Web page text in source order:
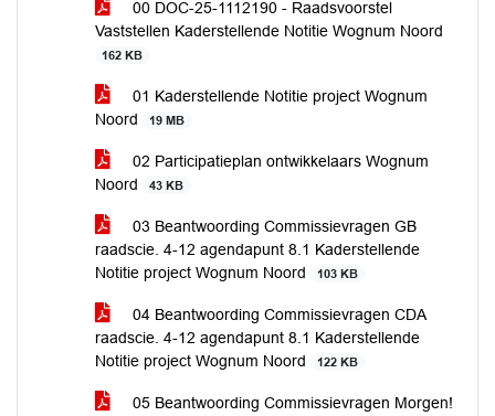
00 DOC-25-1112190 - Raadsvoorstel
Vaststellen Kaderstellende Notitie Wognum Noord
162 KB
01 Kaderstellende Notitie project Wognum
Noord
19 MB
02 Participatieplan ontwikkelaars Wognum
Noord
43 KB
03 Beantwoording Commissievragen GB
raadscie. 4-12 agendapunt 8.1 Kaderstellende
Notitie project Wognum Noord
103 KB
04 Beantwoording Commissievragen CDA
raadscie. 4-12 agendapunt 8.1 Kaderstellende
Notitie project Wognum Noord
122 KB
05 Beantwoording Commissievragen Morgen!